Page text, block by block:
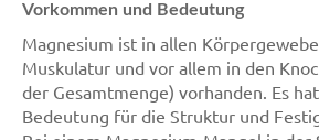
Vorkommen und Bedeutung
Magnesium ist in allen
Muskulatur und vor allem in den
der Gesamtmenge) vorhanden. Es
Bedeutung für die Struktur und